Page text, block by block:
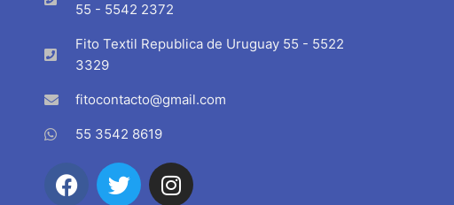
55 - 5542 2372
Fito Textil Republica de Uruguay 55 - 5522
3329
fitocontacto@gmail.com
55 3542 8619
F
a
T
w
I
n